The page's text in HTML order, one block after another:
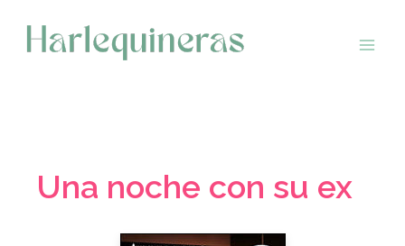
contenido
Una noche con su ex